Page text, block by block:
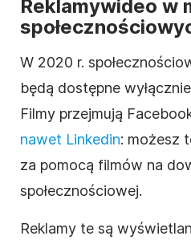
Reklamywideo w
W 2020 r.
będą dostępne
Filmy przejmują
nawet Linkedin: możesz
za pomocą filmów na
społecznościowej.
Reklamy te są